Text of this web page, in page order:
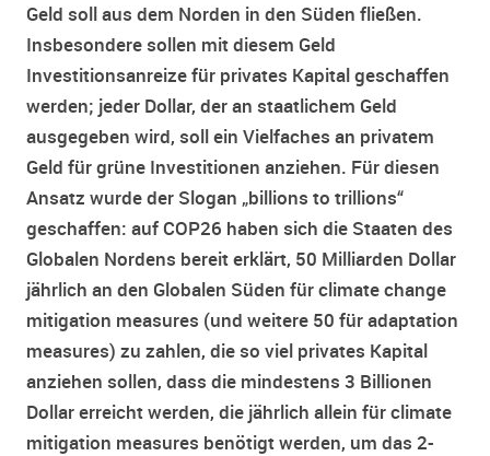
Geld soll aus dem Norden in den Süden fließen.
Insbesondere sollen mit diesem Geld
Investitionsanreize für privates Kapital geschaffen
werden; jeder Dollar, der an staatlichem Geld
ausgegeben wird, soll ein Vielfaches an privatem
Geld für grüne Investitionen anziehen. Für diesen
Ansatz wurde der Slogan „billions to trillions“
geschaffen: auf COP26 haben sich die Staaten des
Globalen Nordens bereit erklärt, 50 Milliarden Dollar
jährlich an den Globalen Süden für climate change
mitigation measures (und weitere 50 für adaptation
measures) zu zahlen, die so viel privates Kapital
anziehen sollen, dass die mindestens 3 Billionen
Dollar erreicht werden, die jährlich allein für climate
mitigation measures benötigt werden, um das 2-